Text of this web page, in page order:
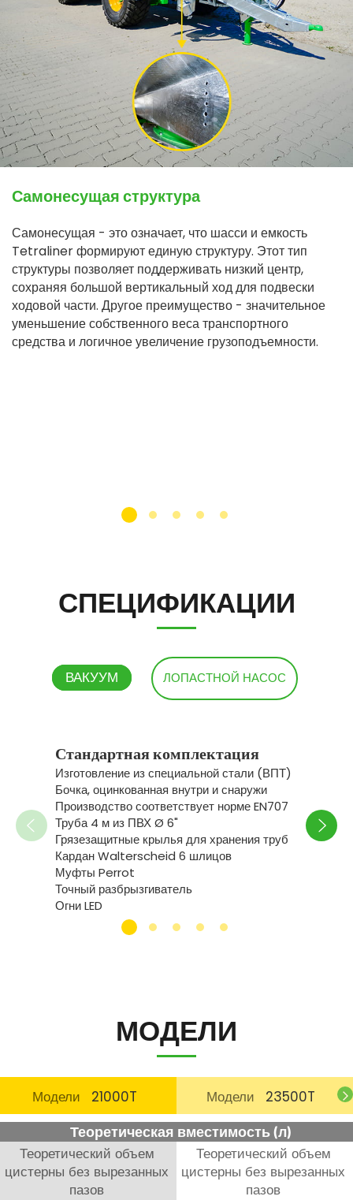
Самонесущая структура
Самонесущая - это означает, что шасси и емкость
Tetraliner формируют единую структуру. Этот тип
структуры позволяет поддерживать низкий центр,
сохраняя большой вертикальный ход для подвески
ходовой части. Другое преимущество - значительное
уменьшение собственного веса транспортного
средства и логичное увеличение грузоподъемности.
СПЕЦИФИКАЦИИ
ВАКУУМ ЛОПАСТНОЙ НАСОС
Стандартная комплектация
Изготовление из специальной стали (ВПТ)
Бочка, оцинкованная внутри и снаружи
Производство соответствует норме EN707
Труба 4 м из ПВХ Ø 6"
Грязезащитные крылья для хранения труб
Кардан Walterscheid 6 шлицов
Муфты Perrot
Точный разбрызгиватель
Огни LED
Колеса 400R22.5 восстановленные
с
МОДЕЛИ
Модели 21000T Модели 23500T
Теоретическая вместимость (л)
Теоретический объем
цистерны без вырезанных
пазов
Теоретический объем
цистерны без вырезанных
пазов